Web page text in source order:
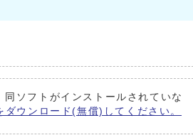
ソフトがインストールされていな
ウンロード(無償)してください。